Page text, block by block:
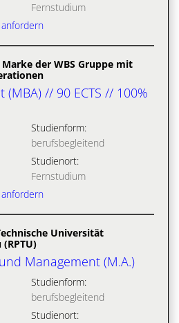
Fernstudium
Marke der WBS Gruppe mit
// 90 ECTS // 100%
Studienform:
berufsbegleitend
Studienort:
Fernstudium
Universität
Management (M.A.)
Studienform:
berufsbegleitend
Studienort: